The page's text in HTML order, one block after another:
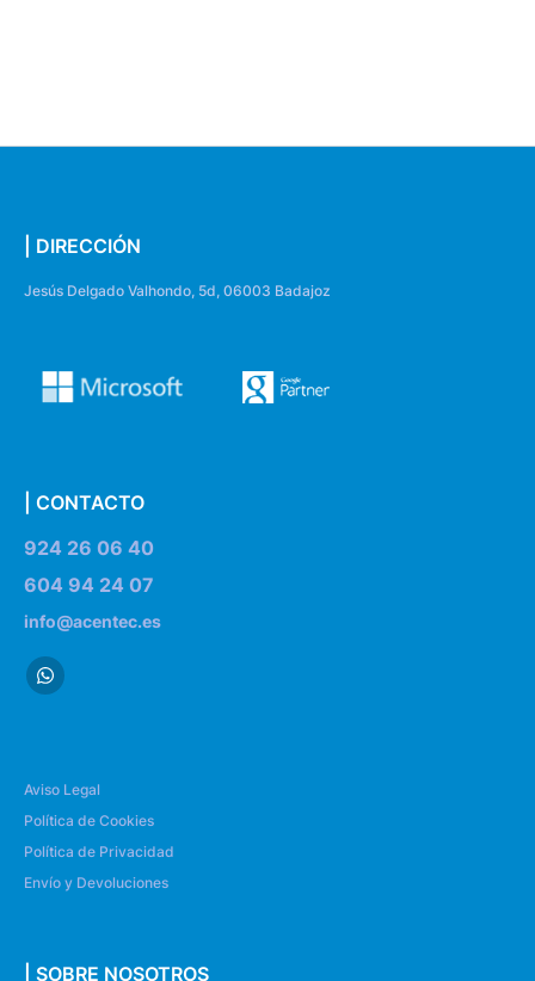
| DIRECCIÓN
Jesús Delgado Valhondo, 5d, 06003 Badajoz
| CONTACTO
924 26 06 40
604 94 24 07
info@acentec.es
Aviso Legal
Política de Cookies
Política de Privacidad
Envío y Devoluciones
| SOBRE NOSOTROS